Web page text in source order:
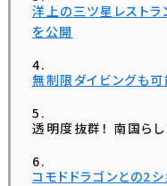
洋上の三ツ星レスト
を公開
無制限ダイビングも
透明度抜群！ 南国ら
コモドドラゴンとの2